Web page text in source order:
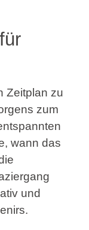
Zeitplan zu
zum
wann das
und